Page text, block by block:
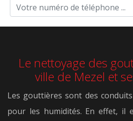
Le nettoyage des
ville de Mezel et
Les gouttières sont des
pour les humidités. En effet, il